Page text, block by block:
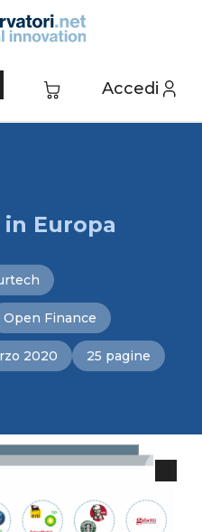
Accedi
in Europa
Open Finance
2020 25 pagine